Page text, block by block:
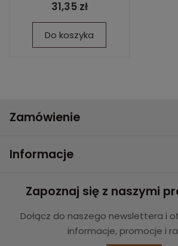
31,35 zł
Do koszyka
Zamówienie
Informacje
Zapoznaj się z naszymi
Dołącz do naszego newslettera i
informacje, promocje i